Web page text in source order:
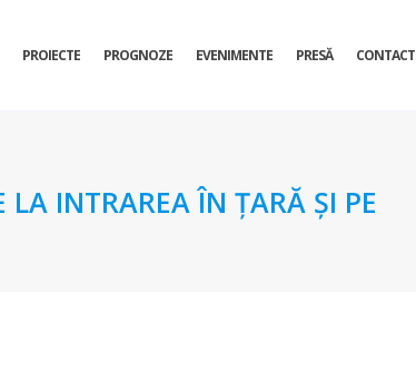
PROIECTE PROGNOZE EVENIMENTE PRESĂ CONTACT
INTRAREA ÎN ŢARĂ ŞI PE